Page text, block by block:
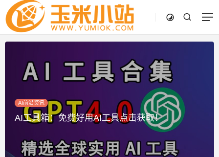
AI前沿资讯
AI工具箱：免费好用AI工具点击获取！